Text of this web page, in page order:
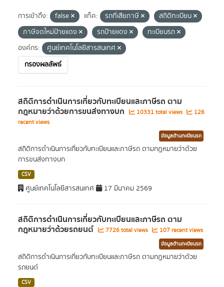
การเข้าถึง: false แท็ค: รถที่เสียภาษี
สถิติทะเบียน
ภาษีจดใหม่ป้ายแดง
รถป้ายแดง
ทะเบียนรถ
องค์กร:
ศูนย์เทคโนโลยีสารสนเทศ
กรองผลลัพธ์
สถิติการดำเนินการเกี่ยวกับทะเบียนและภาษีรถ ตาม
กฎหมายว่าด้วยการขนส่งทางบก 10331 total views
126
recent views
ข้อมูลด้านทะเบียนรถ
สถิติการดำเนินการเกี่ยวกับทะเบียนและภาษีรถ ตามกฎหมายว่าด้วย
การขนส่งทางบก
CSV
ศูนย์เทคโนโลยีสารสนเทศ 17 มีนาคม 2569
สถิติการดำเนินการเกี่ยวกับทะเบียนและภาษีรถ ตาม
กฎหมายว่าด้วยรถยนต์ 7726 total views 107 recent views
ข้อมูลด้านทะเบียนรถ
สถิติการดำเนินการเกี่ยวกับทะเบียนและภาษีรถ ตามกฎหมายว่าด้วย
รถยนต์
CSV